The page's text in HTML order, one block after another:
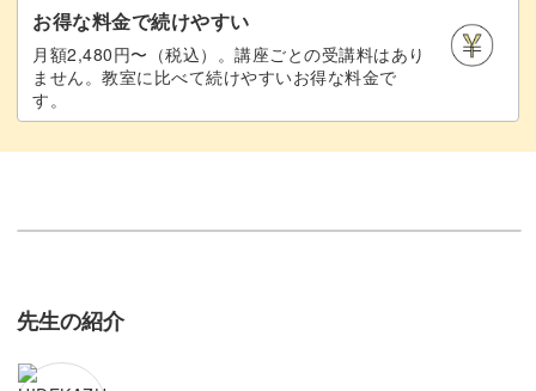
最後まで丁寧にレクチャーしていきますね。
お得な料金で続けやすい
月額2,480円〜（税込）。講座ごとの受講料はあり
ません。教室に比べて続けやすいお得な料金で
す。
先生の紹介